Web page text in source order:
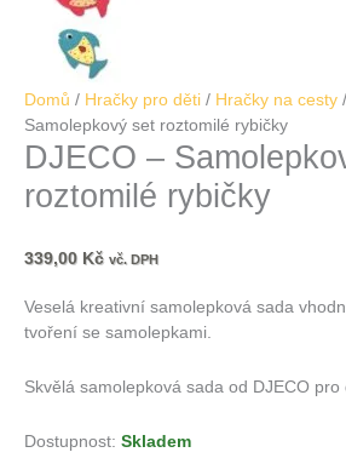
Domů / Hračky pro děti / Hračky na cesty
Samolepkový set roztomilé rybičky
DJECO –
roztomilé rybičky
339,00 Kč vč. DPH
Veselá kreativní samolepková sada
tvoření se samolepkami.
Skvělá samolepková sada od DJECO pro
Dostupnost: Skladem